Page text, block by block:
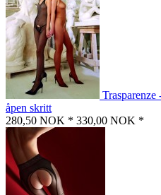
åpen skritt
280,50 NOK * 330,00 NOK *